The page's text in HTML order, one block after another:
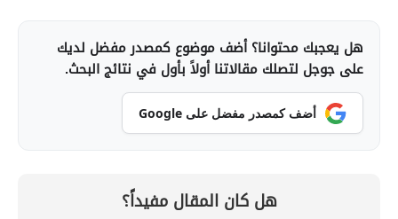
هل يعجبك محتوانا؟ أضف موضوع كمصدر مفضل لديك
على جوجل لتصلك مقالاتنا أولاً بأول في نتائج البحث.
أضف كمصدر مفضل على Google
هل كان المقال مفيداً؟